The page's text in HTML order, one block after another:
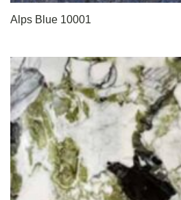
Alps Blue 10001